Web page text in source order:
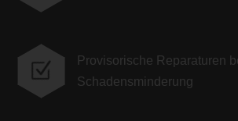
Z
Provisorische Reparaturen
Schadensminderung